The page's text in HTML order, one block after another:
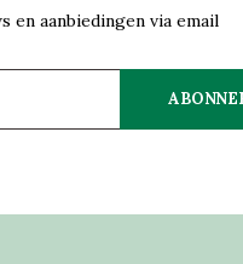
en aanbiedingen via email